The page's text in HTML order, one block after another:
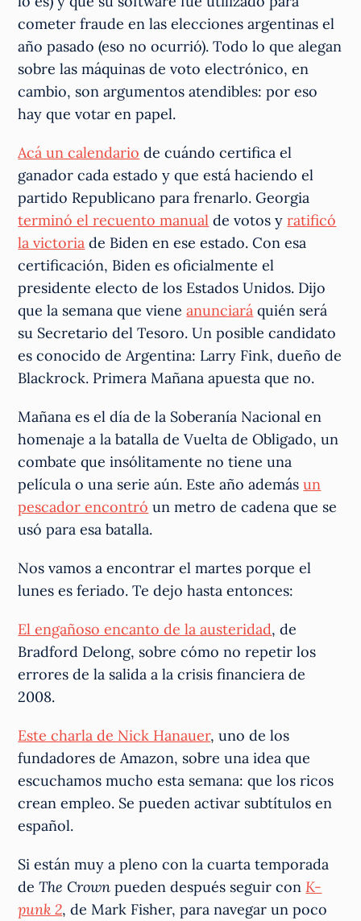
cometer fraude en las elecciones argentinas el
año pasado (eso no ocurrió). Todo lo que alegan
sobre las máquinas de voto electrónico, en
cambio, son argumentos atendibles: por eso
hay que votar en papel.
Acá un calendario de cuándo certifica el
ganador cada estado y que está haciendo el
partido Republicano para frenarlo. Georgia
terminó el recuento manual de votos yratificó
la victoria de Biden en ese estado. Con esa
certificación, Biden es oficialmente el
presidente electo de los Estados Unidos. Dijo
que la semana que vieneanunciará quién será
su Secretario del Tesoro. Un posible candidato
es conocido de Argentina: Larry Fink, dueño de
Blackrock. Primera Mañana apuesta que no.
Mañana es el día de la Soberanía Nacional en
homenaje a la batalla de Vuelta de Obligado, un
combate que insólitamente no tiene una
película o una serie aún. Este año ademásun
pescador encontró un metro de cadena que se
usó para esa batalla.
Nos vamos a encontrar el martes porque el
lunes es feriado. Te dejo hasta entonces:
El engañoso encanto de la austeridad, de
Bradford Delong, sobre cómo no repetir los
errores de la salida a la crisis financiera de
2008.
Este charla de Nick Hanauer, uno de los
fundadores de Amazon, sobre una idea que
escuchamos mucho esta semana: que los ricos
crean empleo. Se pueden activar subtítulos en
español.
Si están muy a pleno con la cuarta temporada
deThe Crown pueden después seguir conK-
punk 2, de Mark Fisher, para navegar un poco